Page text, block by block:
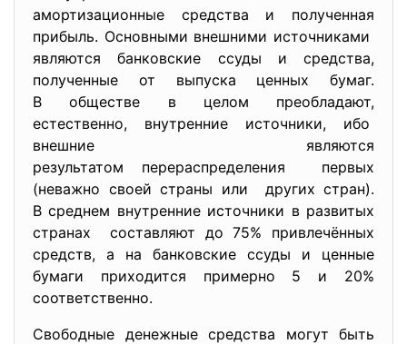
амортизационные средства и полученная
прибыль. Основными внешними источниками
являются банковские ссуды и средства,
полученные от выпуска ценных бумаг.
В обществе в целом преобладают,
естественно, внутренние источники, ибо
внешние являются
результатом перераспределения первых
(неважно своей страны или других стран).
В среднем внутренние источники в развитых
странах составляют до 75% привлечённых
средств, а на банковские ссуды и ценные
бумаги приходится примерно 5 и 20%
соответственно.
Свободные денежные средства могут быть